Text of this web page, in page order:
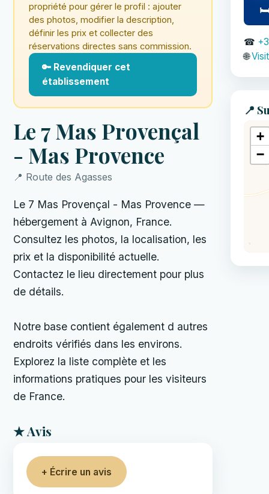
propriété pour gérer le profil : ajouter
des photos, modifier la description,
définir les prix et collecter des
réservations directes sans commission.
🔑 Revendiquer cet
établissement
Le 7 Mas Provençal
- Mas Provence
📍 Route des Agasses
Le 7 Mas Provençal - Mas Provence —
hébergement à Avignon, France.
Consultez les photos, la localisation, les
prix et la disponibilité actuelle.
Contactez le lieu directement pour plus
de détails.
Notre base contient également d autres
endroits vérifiés dans les environs.
Explorez la liste complète et les
informations pratiques pour les visiteurs
de France.
★ Avis
+ Écrire un avis
🛏
☎
🌐
📍
+
−